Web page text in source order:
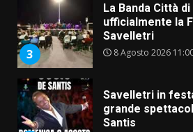
3
La Banda Città
ufficialmente la
Savelletri
8 Agosto 2026
Savelletri in
grande
Santis